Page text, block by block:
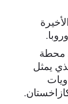
محطة
يمثل